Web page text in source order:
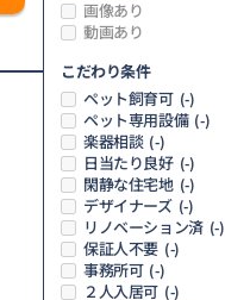
画像あり
動画あり
こだわり条件
ペット飼育可 (-)
ペット専用設備 (-)
楽器相談 (-)
日当たり良好 (-)
閑静な住宅地 (-)
デザイナーズ (-)
リノベーション済 (-)
保証人不要 (-)
事務所可 (-)
２人入居可 (-)